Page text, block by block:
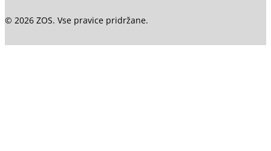
© 2026 ZOS. Vse pravice pridržane.